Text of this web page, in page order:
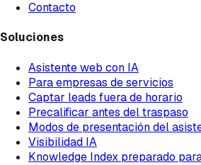
Contacto
Soluciones
Asistente web con IA
Para empresas de servicios
Captar leads fuera de horario
Precalificar antes del traspaso
Modos de presentación del
Visibilidad IA
Knowledge Index preparado